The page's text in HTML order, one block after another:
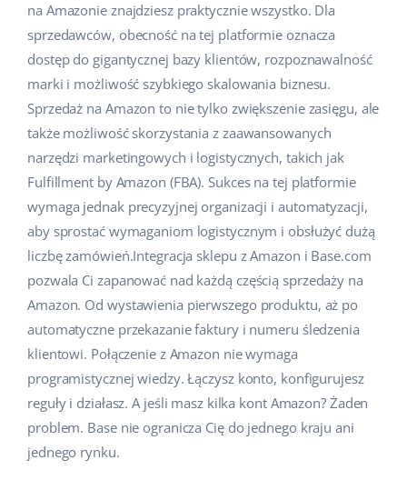
na Amazonie znajdziesz praktycznie wszystko. Dla
sprzedawców, obecność na tej platformie oznacza
dostęp do gigantycznej bazy klientów, rozpoznawalność
marki i możliwość szybkiego skalowania biznesu.
Sprzedaż na Amazon to nie tylko zwiększenie zasięgu, ale
także możliwość skorzystania z zaawansowanych
narzędzi marketingowych i logistycznych, takich jak
Fulfillment by Amazon (FBA). Sukces na tej platformie
wymaga jednak precyzyjnej organizacji i automatyzacji,
aby sprostać wymaganiom logistycznym i obsłużyć dużą
liczbę zamówień.Integracja sklepu z Amazon i Base.com
pozwala Ci zapanować nad każdą częścią sprzedaży na
Amazon. Od wystawienia pierwszego produktu, aż po
automatyczne przekazanie faktury i numeru śledzenia
klientowi. Połączenie z Amazon nie wymaga
programistycznej wiedzy. Łączysz konto, konfigurujesz
reguły i działasz. A jeśli masz kilka kont Amazon? Żaden
problem. Base nie ogranicza Cię do jednego kraju ani
jednego rynku.